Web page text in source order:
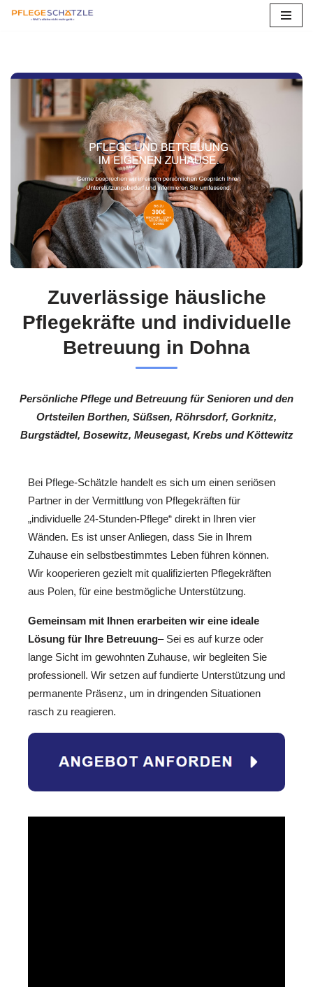
springen
Zuverlässige häusliche
Pflegekräfte und individuelle
Betreuung in Dohna
Persönliche Pflege und Betreuung für Senioren und den
Ortsteilen Borthen, Süßsen, Röhrsdorf, Gorknitz,
Burgstädtel, Bosewitz, Meusegast, Krebs und Köttewitz
Bei Pflege-Schätzle handelt es sich um einen seriösen
Partner in der Vermittlung von Pflegekräften für
„individuelle 24-Stunden-Pflege“ direkt in Ihren vier
Wänden. Es ist unser Anliegen, dass Sie in Ihrem
Zuhause ein selbstbestimmtes Leben führen können.
Wir kooperieren gezielt mit qualifizierten Pflegekräften
aus Polen, für eine bestmögliche Unterstützung.
Gemeinsam mit Ihnen erarbeiten wir eine ideale
Lösung für Ihre Betreuung– Sei es auf kurze oder
lange Sicht im gewohnten Zuhause, wir begleiten Sie
professionell. Wir setzen auf fundierte Unterstützung und
permanente Präsenz, um in dringenden Situationen
rasch zu reagieren.